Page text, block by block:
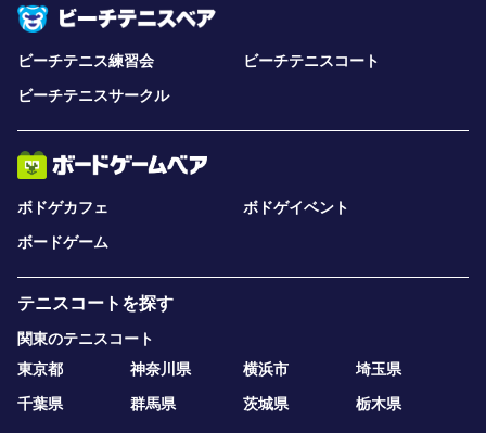
ビーチテニス練習会
ビーチテニスコート
ビーチテニスサークル
ボドゲカフェ
ボドゲイベント
ボードゲーム
テニスコートを探す
関東のテニスコート
東京都
神奈川県 横浜市
埼玉県
千葉県
群馬県 茨城県 栃木県